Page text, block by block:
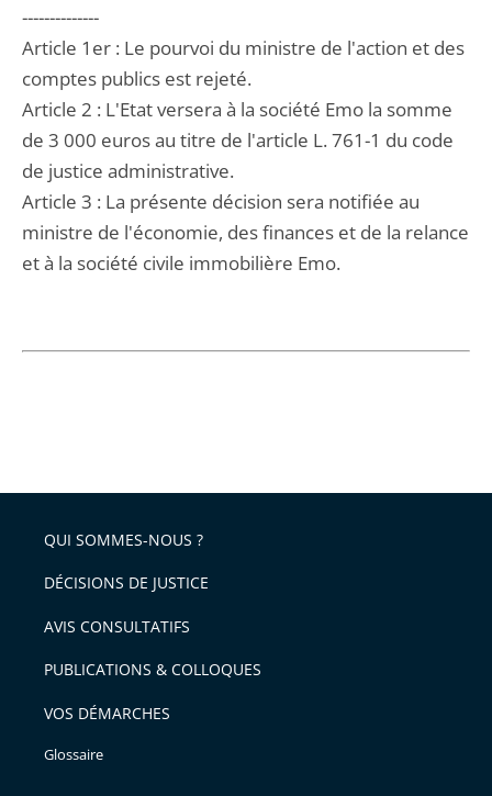
--------------
Article 1er : Le pourvoi du ministre de l'action et des
comptes publics est rejeté.
Article 2 : L'Etat versera à la société Emo la somme
de 3 000 euros au titre de l'article L. 761-1 du code
de justice administrative.
Article 3 : La présente décision sera notifiée au
ministre de l'économie, des finances et de la relance
et à la société civile immobilière Emo.
QUI SOMMES-NOUS ?
DÉCISIONS DE JUSTICE
AVIS CONSULTATIFS
PUBLICATIONS & COLLOQUES
VOS DÉMARCHES
Glossaire